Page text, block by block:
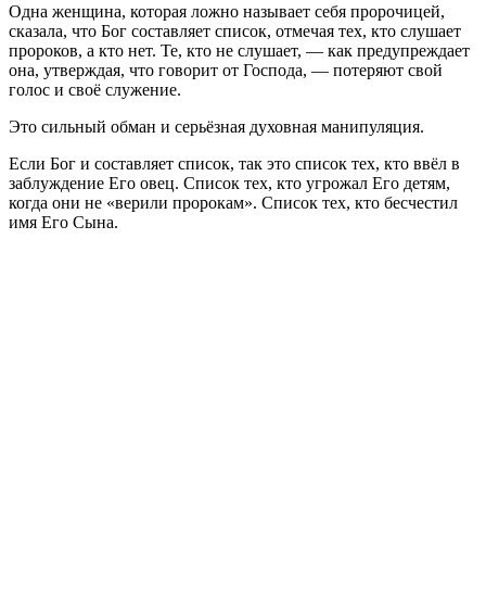
Одна женщина, которая ложно называет себя пророчицей,
сказала, что Бог составляет список, отмечая тех, кто слушает
пророков, а кто нет. Те, кто не слушает, — как предупреждает
она, утверждая, что говорит от Господа, — потеряют свой
голос и своё служение.
Это сильный обман и серьёзная духовная манипуляция.
Если Бог и составляет список, так это список тех, кто ввёл в
заблуждение Его овец. Список тех, кто угрожал Его детям,
когда они не «верили пророкам». Список тех, кто бесчестил
имя Его Сына.